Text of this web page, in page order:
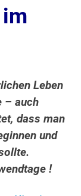
Leben
– auch
dass man
und
!